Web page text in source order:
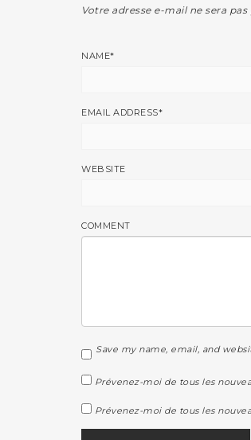
Votre adresse e-mail ne sera pas
NAME*
EMAIL ADDRESS*
WEBSITE
COMMENT
Save my name, email, and
Prévenez-moi de tous les
Prévenez-moi de tous les